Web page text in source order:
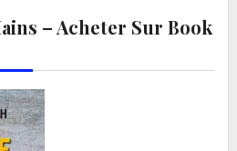
– Acheter Sur Book